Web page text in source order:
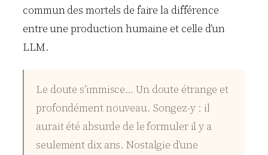
commun des mortels de faire la différence
entre une production humaine et celle d’un
LLM.
Le doute s’immisce… Un doute étrange et
profondément nouveau. Songez-y : il
aurait été absurde de le formuler il y a
seulement dix ans. Nostalgie d’une